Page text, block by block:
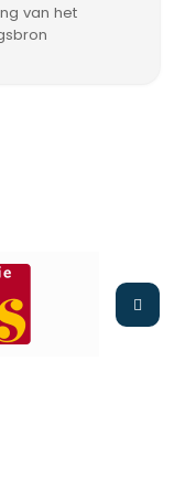
van het